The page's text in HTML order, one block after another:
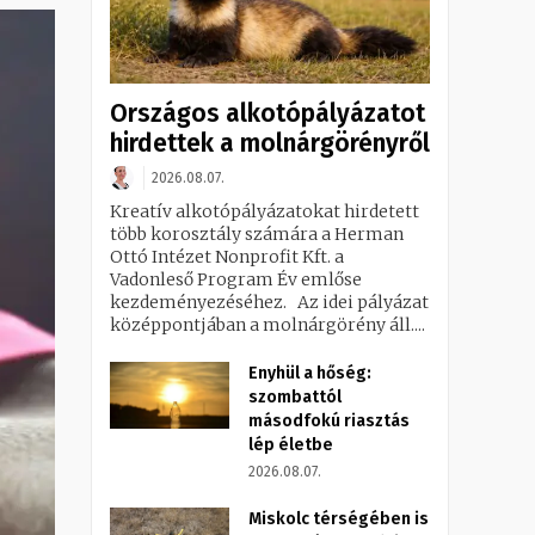
Országos alkotópályázatot
hirdettek a molnárgörényről
2026.08.07.
Kreatív alkotópályázatokat hirdetett
több korosztály számára a Herman
Ottó Intézet Nonprofit Kft. a
Vadonleső Program Év emlőse
kezdeményezéséhez. Az idei pályázat
középpontjában a molnárgörény áll....
Enyhül a hőség:
szombattól
másodfokú riasztás
lép életbe
2026.08.07.
Miskolc térségében is